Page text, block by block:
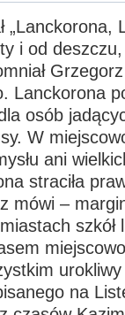
„Lanckorona,
i od
Lanckorona
osób
W
ani
straciła
mówi –
szkół
na